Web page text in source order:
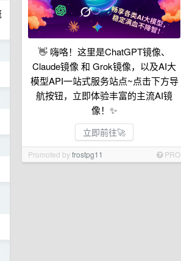
👋 嗨咯！这里是ChatGPT镜像、
Claude镜像 和 Grok镜像，以及AI大
模型API一站式服务站点~点击下方导
航按钮，立即体验丰富的主流AI镜
像！✨
立即前往🚀
Promoted byfrostpg11 PRO